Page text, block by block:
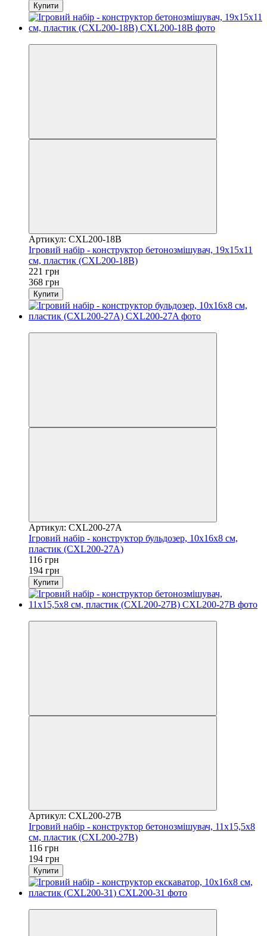
Купити
Артикул: CXL200-18B
Ігровий набір - конструктор бетонозмішувач, 19x15x11
см, пластик (CXL200-18B)
221 грн
368 грн
Купити
Артикул: CXL200-27A
Ігровий набір - конструктор бульдозер, 10x16x8 см,
пластик (CXL200-27A)
116 грн
194 грн
Купити
Артикул: CXL200-27B
Ігровий набір - конструктор бетонозмішувач, 11x15,5x8
см, пластик (CXL200-27B)
116 грн
194 грн
Купити